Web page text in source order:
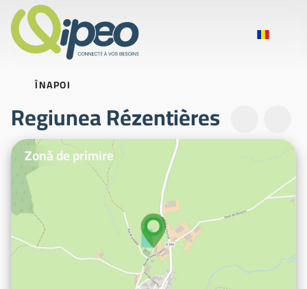
ÎNAPOI
Regiunea Rézentières
Fotografii ilustrative
Zonă de primire